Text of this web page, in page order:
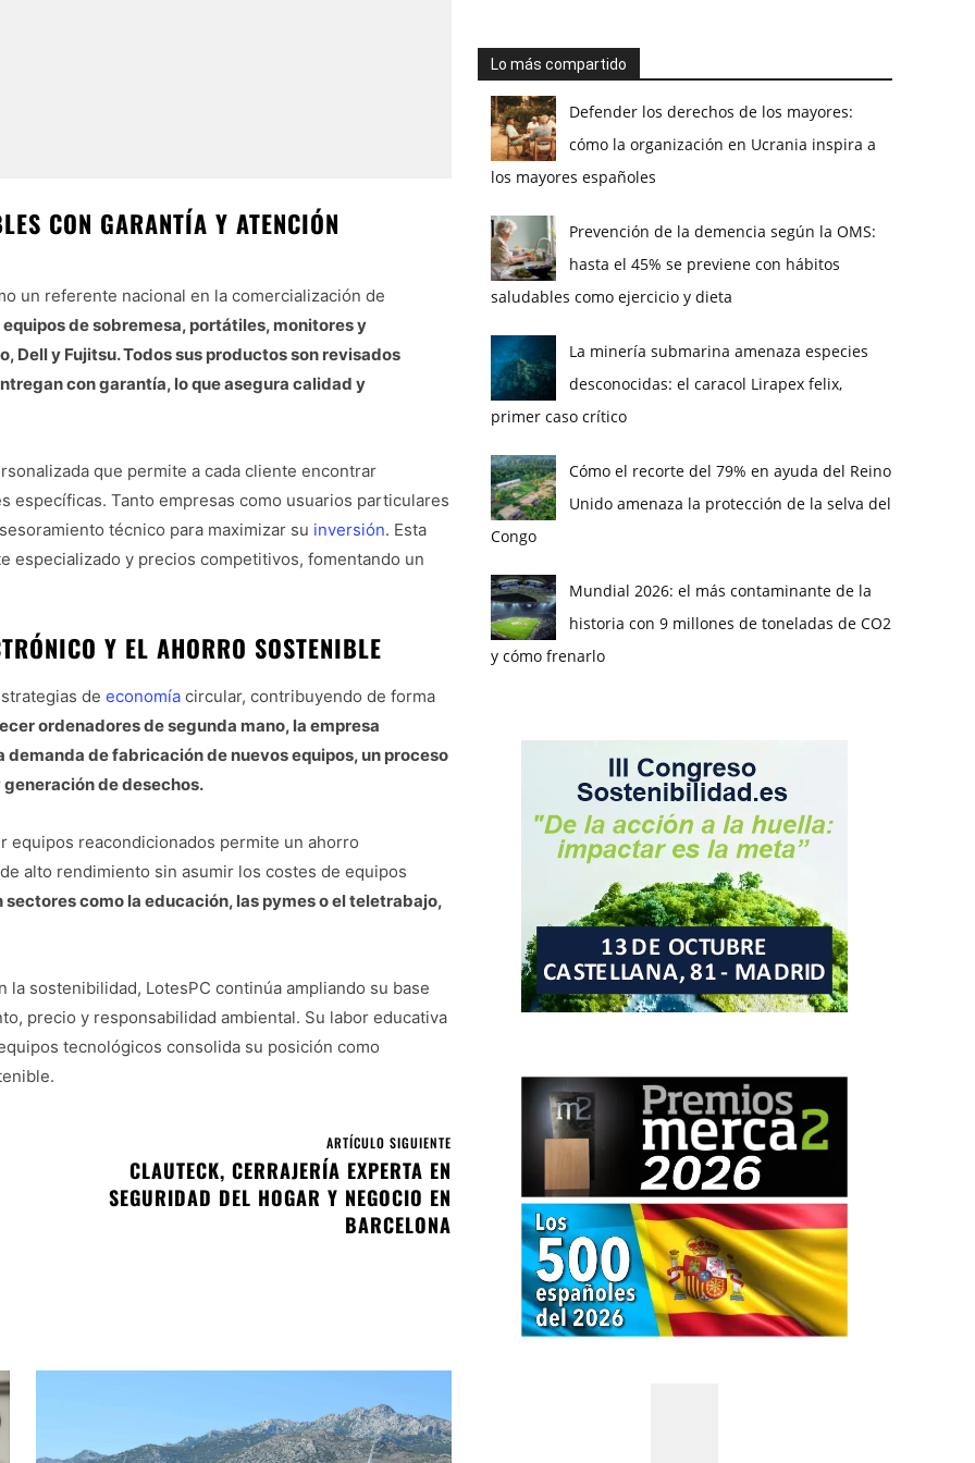
CON GARANTÍA Y ATENCIÓN
un referente nacional en la comercialización de
de sobremesa, portátiles, monitores y
Dell y Fujitsu. Todos sus productos son revisados
con garantía, lo que asegura calidad y
que permite a cada cliente encontrar
específicas. Tanto empresas como usuarios particulares
técnico para maximizar su inversión. Esta
especializado y precios competitivos, fomentando un
Y EL AHORRO SOSTENIBLE
de economía circular, contribuyendo de forma
ordenadores de segunda mano, la empresa
de fabricación de nuevos equipos, un proceso
de desechos.
equipos reacondicionados permite un ahorro
alto rendimiento sin asumir los costes de equipos
como la educación, las pymes o el teletrabajo,
sostenibilidad, LotesPC continúa ampliando su base
precio y responsabilidad ambiental. Su labor educativa
tecnológicos consolida su posición como
ARTÍCULO SIGUIENTE
CLAUTECK, CERRAJERÍA EXPERTA EN
SEGURIDAD DEL HOGAR Y NEGOCIO EN
BARCELONA
Lo más compartido
Defender los derechos de los mayores:
cómo la organización en Ucrania inspira a
los mayores españoles
Prevención de la demencia según la OMS:
hasta el 45% se previene con hábitos
saludables como ejercicio y dieta
La minería submarina amenaza especies
desconocidas: el caracol Lirapex felix,
primer caso crítico
Cómo el recorte del 79% en ayuda del Reino
Unido amenaza la protección de la selva del
Congo
Mundial 2026: el más contaminante de la
historia con 9 millones de toneladas de CO2
y cómo frenarlo